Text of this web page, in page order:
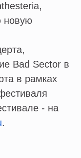
новую
Bad Sector в
в рамках
- на
.